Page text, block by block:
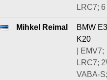
LRC7; 6
Mihkel Reimal
BMW
K20
| EMV7;
LRC7;
VABA-